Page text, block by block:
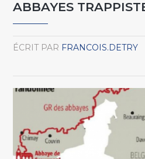
ABBAYES
ÉCRIT PAR FRANCOIS.DETRY